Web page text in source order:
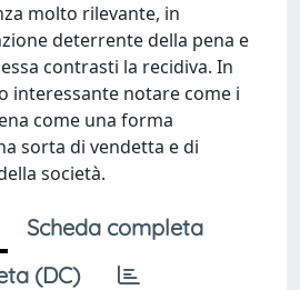
molto rilevante, in
deterrente della pena e
contrasti la recidiva. In
interessante notare come i
come una forma
sorta di vendetta e di
società.
Scheda completa
(DC)